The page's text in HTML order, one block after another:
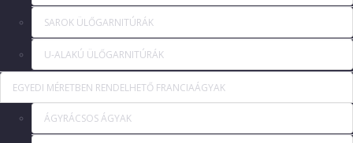
SAROK ÜLŐGARNITÚRÁK
U-ALAKÚ ÜLŐGARNITÚRÁK
EGYEDI MÉRETBEN RENDELHETŐ FRANCIAÁGYAK
ÁGYRÁCSOS ÁGYAK